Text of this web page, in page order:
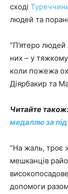
сході
людей та
“П’ятеро
них – у тяжкому
коли пожежа
Діярбакир та
Читайте також:
медаллю за
“На жаль, троє
мешканців
допомоги